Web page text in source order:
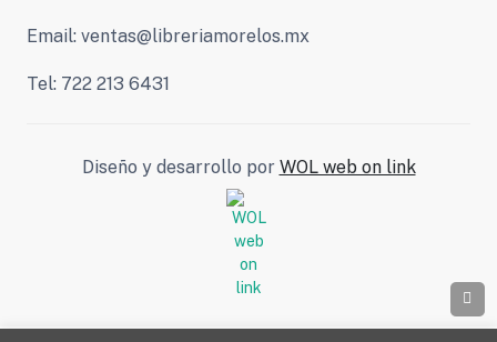
Email: ventas@libreriamorelos.mx
Tel: 722 213 6431
Diseño y desarrollo por WOL web on link